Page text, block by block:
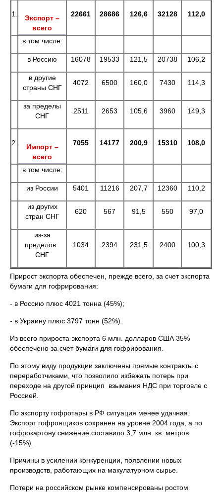
1.
Экспорт –
всего
22661 28686 126,6 32128 112,0
в том числе:
в Россию 16078 19533 121,5 20738 106,2
в другие
страны СНГ
4072 6500 160,0 7430 114,3
за пределы
СНГ
2511 2653 105,6 3960 149,3
2.
Импорт –
всего
7055 14177 200,9 15310 108,0
в том числе:
из России 5401 11216 207,7 12360 110,2
из других
стран СНГ
620 567 91,5 550 97,0
из-за
пределов
СНГ
1034 2394 231,5 2400 100,3
Прирост экспорта обеспечен, прежде всего, за счет экспорта
бумаги для гофрирования:
- в Россию плюс 4021 тонна (45%);
- в Украину плюс 3797 тонн (52%).
Из всего прироста экспорта 6 млн. долларов США 35%
обеспечено за счет бумаги для гофрирования.
По этому виду продукции заключены прямые контракты с
переработчиками, что позволило избежать потерь при
переходе на другой принцип взымания НДС при торговле с
Россией.
По экспорту гофротары в РФ ситуация менее удачная.
Экспорт гофроящиков сохранен на уровне 2004 года, а по
гофрокартону снижение составило 3,7 млн. кв. метров
(-15%).
Причины в усилении конкуренции, появлении новых
производств, работающих на макулатурном сырье.
Потери на российском рынке компенсированы ростом